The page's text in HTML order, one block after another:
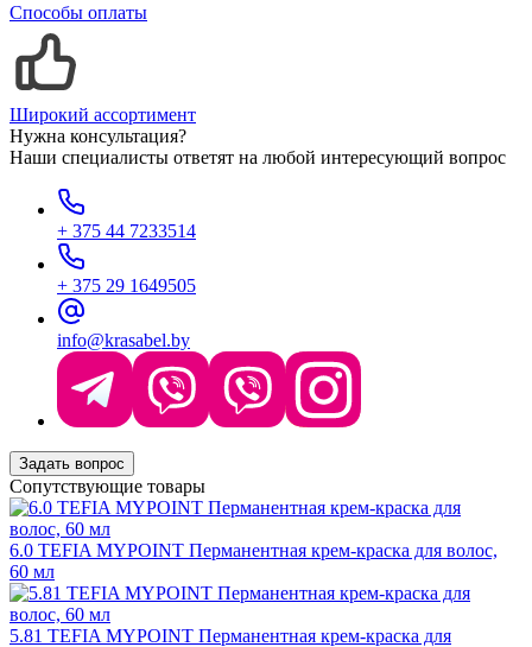
Способы оплаты
Широкий ассортимент
Нужна консультация?
Наши специалисты ответят на любой интересующий вопрос
+ 375 44 7233514
+ 375 29 1649505
info@krasabel.by
Задать вопрос
Сопутствующие товары
6.0 TEFIA MYPOINT Перманентная крем-краска для волос,
60 мл
5.81 TEFIA MYPOINT Перманентная крем-краска для